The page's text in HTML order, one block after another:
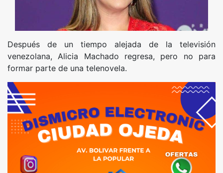
Después de un tiempo alejada de la televisión
venezolana, Alicia Machado regresa, pero no para
formar parte de una telenovela.